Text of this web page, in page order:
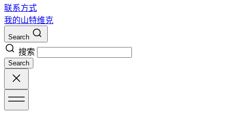
联系方式
我的山特维克
Search
搜索
Search